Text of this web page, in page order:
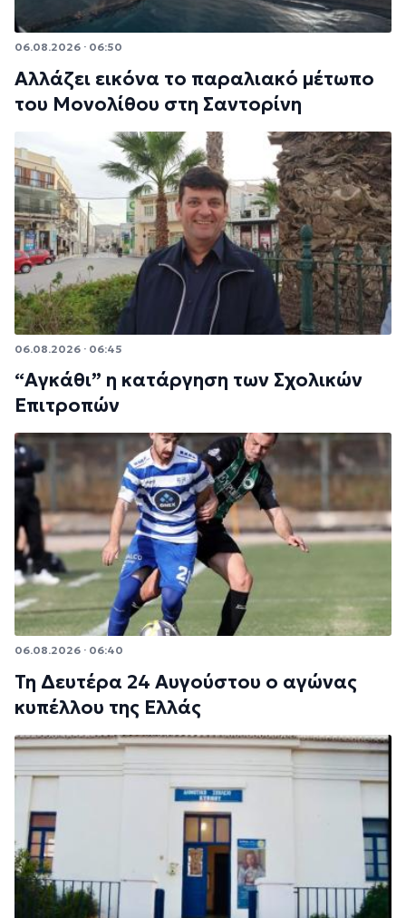
06.08.2026 · 06:50
Αλλάζει εικόνα το παραλιακό μέτωπο
του Μονολίθου στη Σαντορίνη
06.08.2026 · 06:45
“Αγκάθι” η κατάργηση των Σχολικών
Επιτροπών
06.08.2026 · 06:40
Τη Δευτέρα 24 Αυγούστου ο αγώνας
κυπέλλου της Ελλάς